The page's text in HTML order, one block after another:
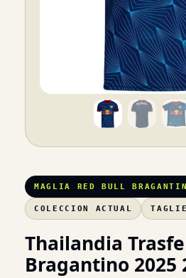
MAGLIA RED BULL
COLECCION ACTUAL
Thailandia
Bragantino 2025